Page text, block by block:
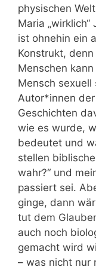
physischen
Maria
ist ohnehin ein
Konstrukt,
Menschen
Mensch
Autor*innen
Geschichten
wie es wurde,
bedeutet und
stellen
wahr?“ und
passiert sei.
ginge, dann
tut dem
auch noch
gemacht wird
– was nicht nur